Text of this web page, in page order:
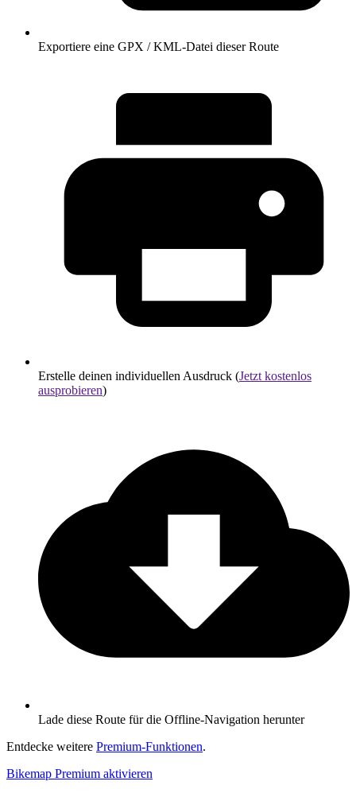
Exportiere eine GPX / KML-Datei dieser Route
Erstelle deinen individuellen Ausdruck (Jetzt kostenlos
ausprobieren)
Lade diese Route für die Offline-Navigation herunter
Entdecke weitere Premium-Funktionen.
Bikemap Premium aktivieren